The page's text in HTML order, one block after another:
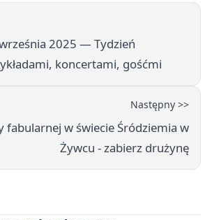
2025 — Tydzień
koncertami, gośćmi
Następny >>
fabularnej w świecie Śródziemia w
Żywcu - zabierz drużynę